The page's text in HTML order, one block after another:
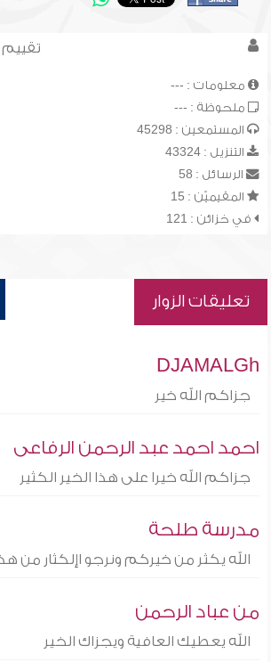
تقييم
معلومات : ---
ملحوظة : ---
المستمعين : 45298
التنزيل : 43324
الرسائل : 58
المقيميّن : 15
في خزائن : 121
تعليقات الزوار
DJAMALGh
جزاكم الله خير
احمد احمد عبد الرحمن الرفاعى
جزاكم الله خيرا على هذا الخير الكثير
مدرسة طلحة
الله يكثر من خيركم ونرجو اإلكثار من
من عباد الرحمن
الله يعطيك العافية ويجزاك الخير